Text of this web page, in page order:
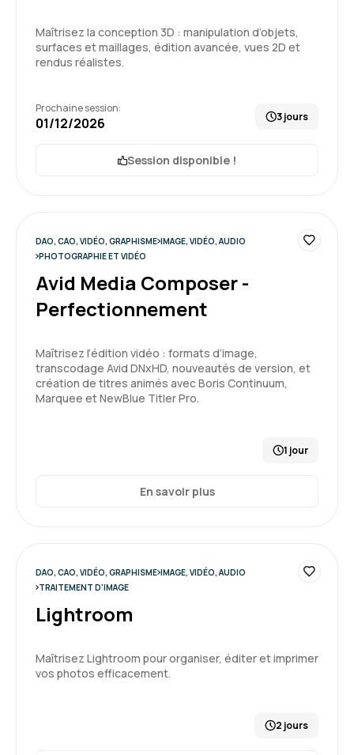
Maîtrisez la conception 3D : manipulation d’objets,
surfaces et maillages, édition avancée, vues 2D et
rendus réalistes.
Prochaine session:
01/12/2026 3 jours
Session disponible !
DAO, CAO, VIDÉO, GRAPHISME IMAGE, VIDÉO, AUDIO
PHOTOGRAPHIE ET VIDÉO
Avid Media Composer -
Perfectionnement
Maîtrisez l’édition vidéo : formats d’image,
transcodage Avid DNxHD, nouveautés de version, et
création de titres animés avec Boris Continuum,
Marquee et NewBlue Titler Pro.
1 jour
En savoir plus
DAO, CAO, VIDÉO, GRAPHISME IMAGE, VIDÉO, AUDIO
TRAITEMENT D'IMAGE
Lightroom
Maîtrisez Lightroom pour organiser, éditer et imprimer
vos photos efficacement.
2 jours